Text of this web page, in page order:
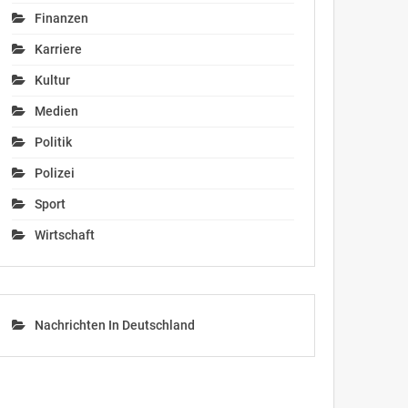
Finanzen
Karriere
Kultur
Medien
Politik
Polizei
Sport
Wirtschaft
Nachrichten In Deutschland